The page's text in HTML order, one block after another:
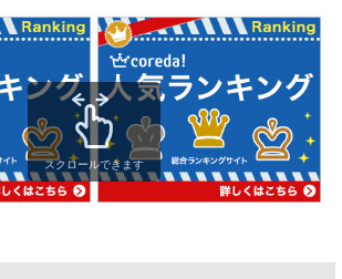
スクロールできます